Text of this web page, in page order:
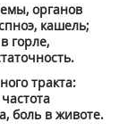
органов
кашель;
горле,
тракта:
боль в животе.